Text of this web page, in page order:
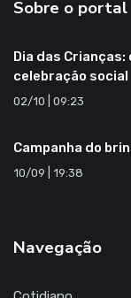
Sobre o portal
Dia das
celebração social
02/10 | 09:23
Campanha do
10/09 | 19:38
Navegação